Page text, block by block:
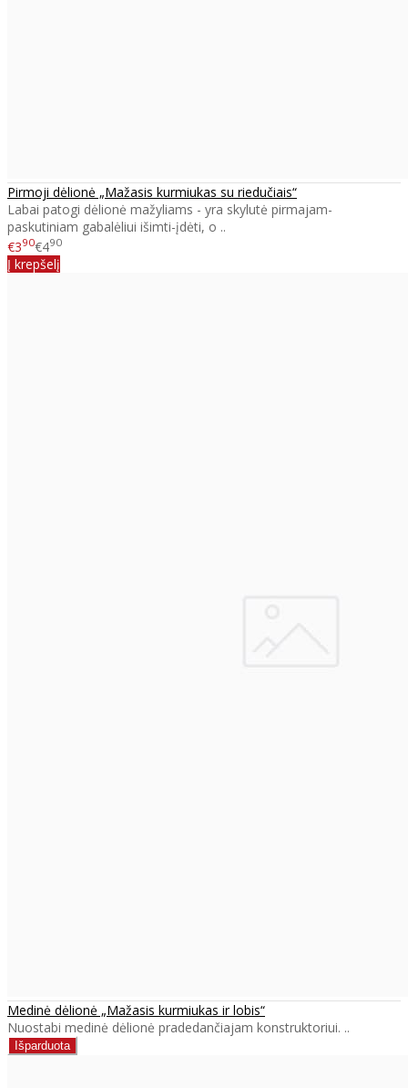
Pirmoji dėlionė „Mažasis kurmiukas su riedučiais“
Labai patogi dėlionė mažyliams - yra skylutė pirmajam-
paskutiniam gabalėliui išimti-įdėti, o ..
€390€490
Į krepšelį
Medinė dėlionė „Mažasis kurmiukas ir lobis“
Nuostabi medinė dėlionė pradedančiajam konstruktoriui. ..